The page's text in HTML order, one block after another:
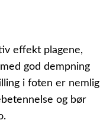
effekt plagene,
god dempning
i foten er nemlig
og bør